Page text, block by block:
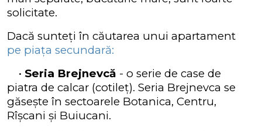
solicitate.
Dacă sunteți în căutarea unui apartament
pe piața secundară:
• Seria Brejnevcă - o serie de case de
piatra de calcar (cotileț). Seria Brejnevca se
găsește în sectoarele Botanica, Centru,
Rîșcani și Buiucani.